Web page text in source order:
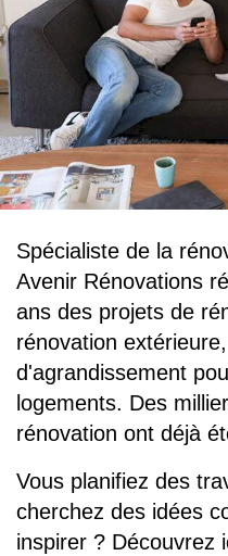
Spécialiste de la
Avenir Rénovations
ans des projets de
rénovation
d'agrandissement
logements. Des
rénovation ont déjà
Vous planifiez des
cherchez des idées
inspirer ? Découvrez